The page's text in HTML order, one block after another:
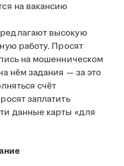
на вакансию
высокую
работу. Просят
на мошенническом
нём задания — за это
счёт
заплатить
данные карты «для